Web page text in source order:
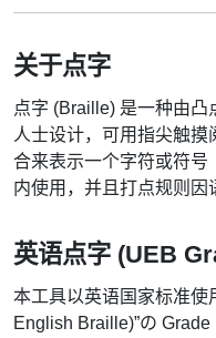
关于点字
点字 (Braille) 是一种由
人士设计，可用指尖触摸
合来表示一个字符或符号
内使用，并且打点规则因
英语点字 (UEB
本工具以英语国家标准使
English Braille)”の